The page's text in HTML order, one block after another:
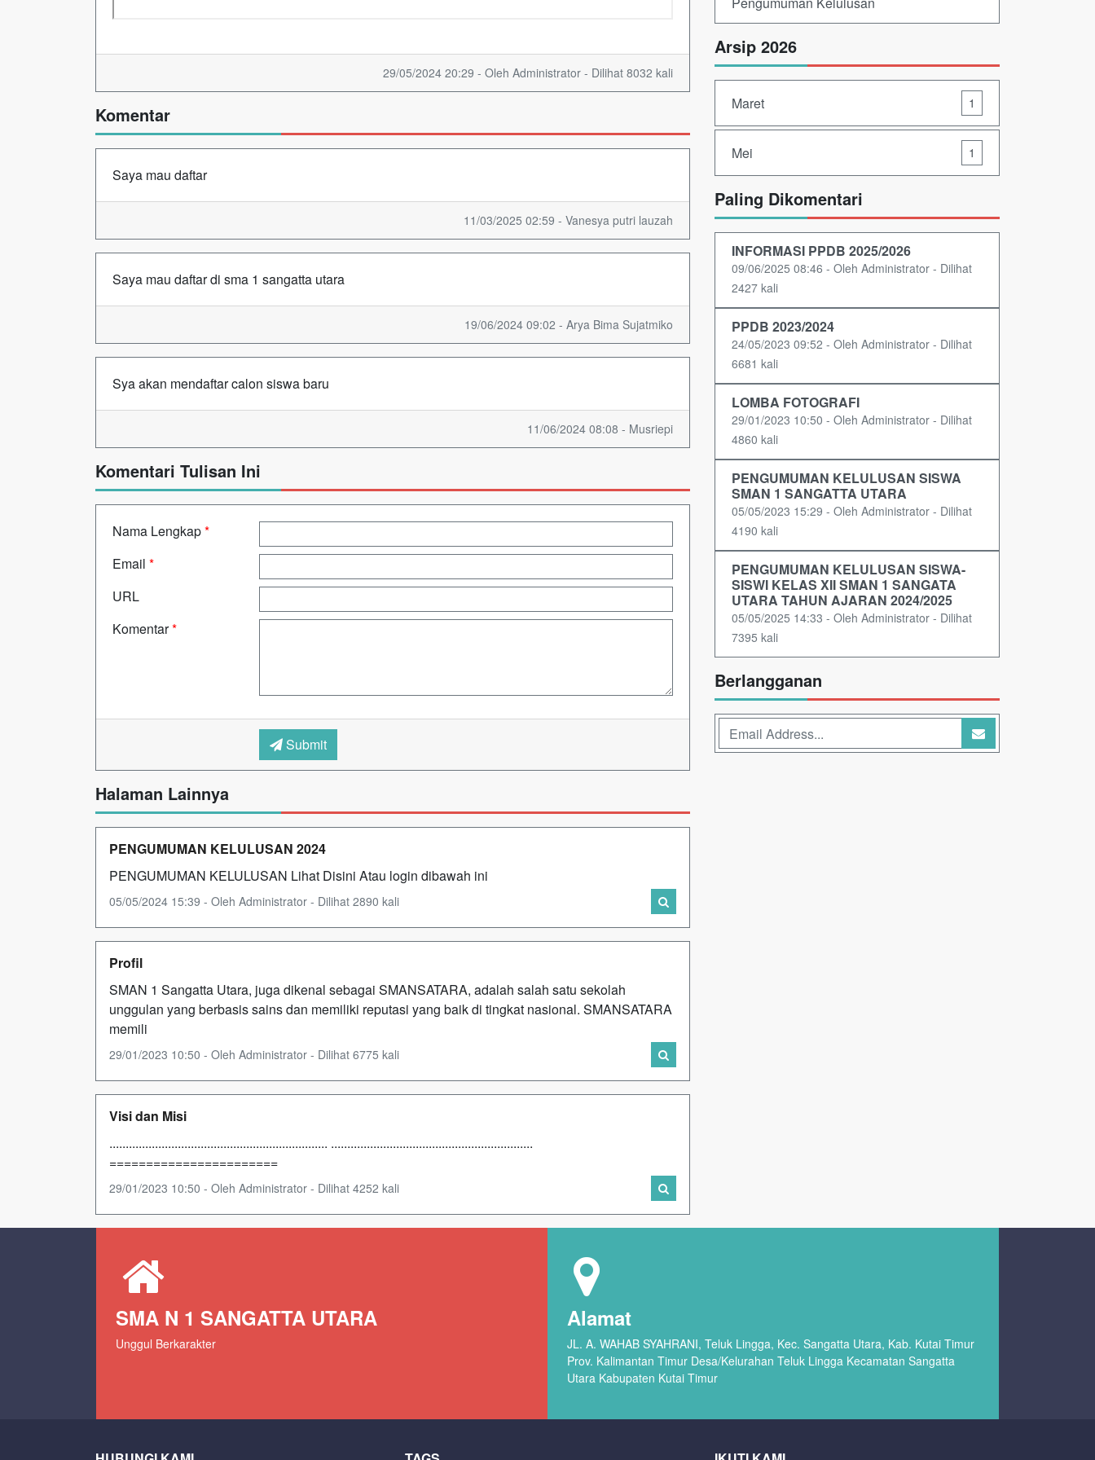
29/05/2024 20:29 - Oleh Administrator - Dilihat 8032 kali
Komentar
Saya mau daftar
11/03/2025 02:59 - Vanesya putri lauzah
Saya mau daftar di sma 1 sangatta utara
19/06/2024 09:02 - Arya Bima Sujatmiko
Sya akan mendaftar calon siswa baru
11/06/2024 08:08 - Musriepi
Komentari Tulisan Ini
Nama Lengkap*
Email *
URL
Komentar*
Submit
Halaman Lainnya
PENGUMUMAN KELULUSAN 2024
PENGUMUMAN KELULUSAN Lihat Disini Atau login dibawah ini
05/05/2024 15:39 - Oleh Administrator - Dilihat 2890 kali
Profil
SMAN 1 Sangatta Utara, juga dikenal sebagai SMANSATARA, adalah salah satu sekolah
unggulan yang berbasis sains dan memiliki reputasi yang baik di tingkat nasional. SMANSATARA
memili
29/01/2023 10:50 - Oleh Administrator - Dilihat 6775 kali
Visi dan Misi
................................................................... ..............................................................
=======================
29/01/2023 10:50 - Oleh Administrator - Dilihat 4252 kali
Arsip 2026
Maret 1
Mei 1
Paling Dikomentari
INFORMASI PPDB 2025/2026
09/06/2025 08:46 - Oleh Administrator - Dilihat
2427 kali
PPDB 2023/2024
24/05/2023 09:52 - Oleh Administrator - Dilihat
6681 kali
LOMBA FOTOGRAFI
29/01/2023 10:50 - Oleh Administrator - Dilihat
4860 kali
PENGUMUMAN KELULUSAN SISWA
SMAN 1 SANGATTA UTARA
05/05/2023 15:29 - Oleh Administrator - Dilihat
4190 kali
PENGUMUMAN KELULUSAN SISWA-
SISWI KELAS XII SMAN 1 SANGATA
UTARA TAHUN AJARAN 2024/2025
05/05/2025 14:33 - Oleh Administrator - Dilihat
7395 kali
Berlangganan
SMA N 1 SANGATTA UTARA
Unggul Berkarakter
Alamat
JL. A. WAHAB SYAHRANI, Teluk Lingga, Kec. Sangatta Utara, Kab. Kutai Timur
Prov. Kalimantan Timur Desa/Kelurahan Teluk Lingga Kecamatan Sangatta
Utara Kabupaten Kutai Timur